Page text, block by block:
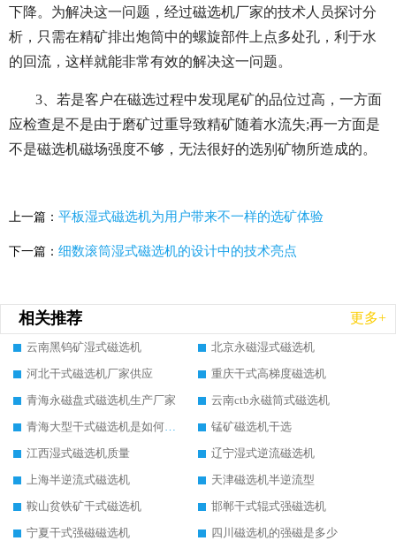
下降。为解决这一问题，经过磁选机厂家的技术人员探讨分
析，只需在精矿排出炮筒中的螺旋部件上点多处孔，利于水
的回流，这样就能非常有效的解决这一问题。
3、若是客户在磁选过程中发现尾矿的品位过高，一方面
应检查是不是由于磨矿过重导致精矿随着水流失;再一方面是
不是磁选机磁场强度不够，无法很好的选别矿物所造成的。
上一篇： 平板湿式磁选机为用户带来不一样的选矿体验
下一篇： 细数滚筒湿式磁选机的设计中的技术亮点
相关推荐 更多+
云南黑钨矿湿式磁选机
北京永磁湿式磁选机
河北干式磁选机厂家供应
重庆干式高梯度磁选机
青海永磁盘式磁选机生产厂家
云南ctb永磁筒式磁选机
青海大型干式磁选机是如何选矿的
锰矿磁选机干选
江西湿式磁选机质量
辽宁湿式逆流磁选机
上海半逆流式磁选机
天津磁选机半逆流型
鞍山贫铁矿干式磁选机
邯郸干式辊式强磁选机
宁夏干式强磁磁选机
四川磁选机的强磁是多少